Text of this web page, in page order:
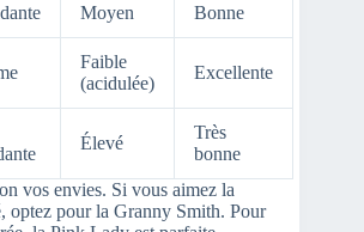
Moyen Bonne
Faible
(acidulée)
Excellente
Élevé
Très
bonne
vos envies. Si vous aimez la
optez pour la Granny Smith. Pour